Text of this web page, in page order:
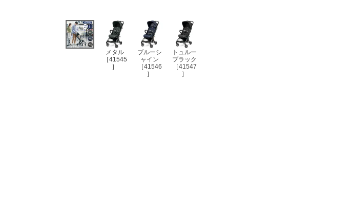
メタル
［41545
］
ブルーシ
ャイン
［41546
］
トュルー
ブラック
［41547
］